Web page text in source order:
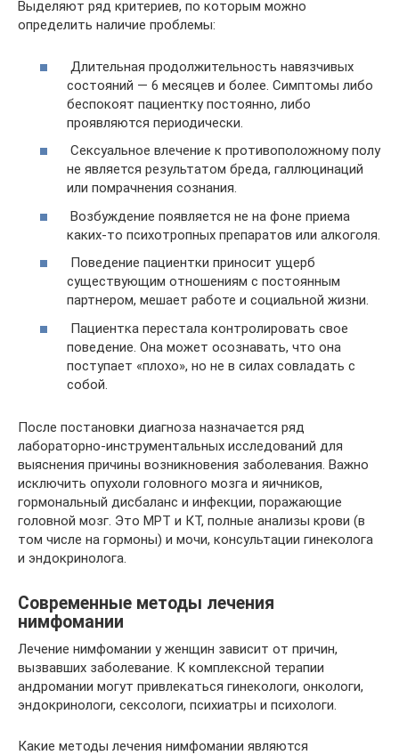
Выделяют ряд критериев, по которым можно
определить наличие проблемы:
Длительная продолжительность навязчивых
состояний — 6 месяцев и более. Симптомы либо
беспокоят пациентку постоянно, либо
проявляются периодически.
Сексуальное влечение к противоположному полу
не является результатом бреда, галлюцинаций
или помрачнения сознания.
Возбуждение появляется не на фоне приема
каких-то психотропных препаратов или алкоголя.
Поведение пациентки приносит ущерб
существующим отношениям с постоянным
партнером, мешает работе и социальной жизни.
Пациентка перестала контролировать свое
поведение. Она может осознавать, что она
поступает «плохо», но не в силах совладать с
собой.
После постановки диагноза назначается ряд
лабораторно-инструментальных исследований для
выяснения причины возникновения заболевания. Важно
исключить опухоли головного мозга и яичников,
гормональный дисбаланс и инфекции, поражающие
головной мозг. Это МРТ и КТ, полные анализы крови (в
том числе на гормоны) и мочи, консультации гинеколога
и эндокринолога.
Современные методы лечения
нимфомании
Лечение нимфомании у женщин зависит от причин,
вызвавших заболевание. К комплексной терапии
андромании могут привлекаться гинекологи, онкологи,
эндокринологи, сексологи, психиатры и психологи.
Какие методы лечения нимфомании являются